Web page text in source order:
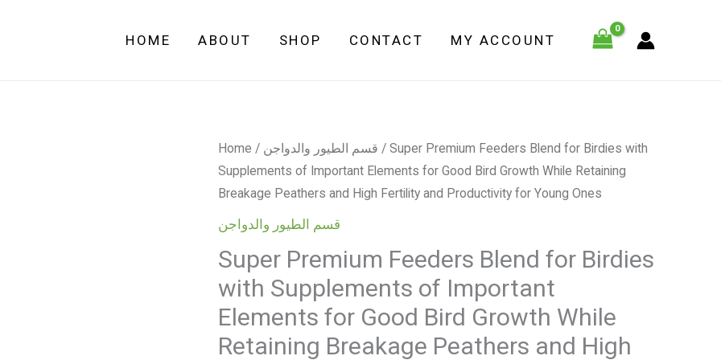
HOME ABOUT SHOP CONTACT MY ACCOUNT
Home / قسم الطيور والدواجن / Super Premium Feeders Blend for Birdies with
Supplements of Important Elements for Good Bird Growth While Retaining
Breakage Peathers and High Fertility and Productivity for Young Ones
قسم الطيور والدواجن
Super Premium Feeders Blend for Birdies
with Supplements of Important
Elements for Good Bird Growth While
Retaining Breakage Peathers and High
Super
Premium
Feeders
Blend
Birdies
with
Supplements
of
Important
Birdies
Elements
for
Good
While
Retaining
Breakage
Peathers
and